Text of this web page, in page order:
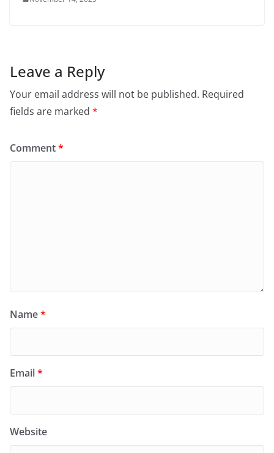
Leave a Reply
Your email address will not be published. Required
fields are marked *
Comment*
Name*
Email*
Website